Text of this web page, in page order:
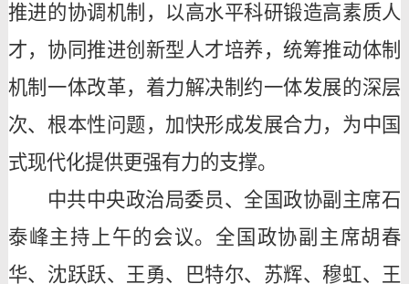
推进的协调机制，以高水平科研锻造高素质人
才，协同推进创新型人才培养，统筹推动体制
机制一体改革，着力解决制约一体发展的深层
次、根本性问题，加快形成发展合力，为中国
式现代化提供更强有力的支撑。
中共中央政治局委员、全国政协副主席石
泰峰主持上午的会议。全国政协副主席胡春
华、沈跃跃、王勇、巴特尔、苏辉、穆虹、王